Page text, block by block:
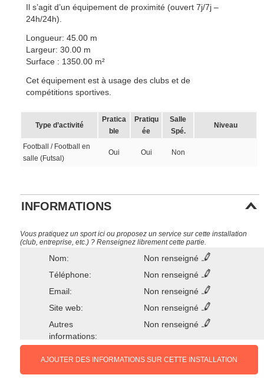
Il s’agit d’un équipement de proximité (ouvert 7j/7j –
24h/24h).
Longueur: 45.00 m
Largeur: 30.00 m
Surface : 1350.00 m²
Cet équipement est à usage des clubs et de
compétitions sportives.
Type d’activité
Pratica
ble
Pratiqu
ée
Salle
Spé.
Niveau
Football / Football en
salle (Futsal)
Oui Oui Non
INFORMATIONS
Vous pratiquez un sport ici ou proposez un service sur cette installation
(club, entreprise, etc.) ? Renseignez librement cette partie.
Nom:
Non renseigné
Téléphone:
Non renseigné
Email:
Non renseigné
Site web:
Non renseigné
Autres
informations:
Non renseigné
AJOUTER DES INFORMATIONS SUR CETTE INSTALLATION